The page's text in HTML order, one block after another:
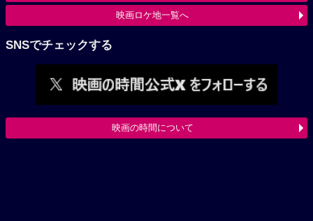
映画ロケ地一覧へ
SNSでチェックする
映画の時間について